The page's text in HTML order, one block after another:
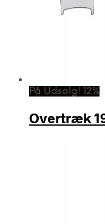
På Udsalg! 12%
Overtræk